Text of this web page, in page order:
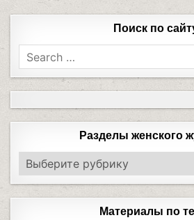
Поиск по
Разделы женского
Материалы по